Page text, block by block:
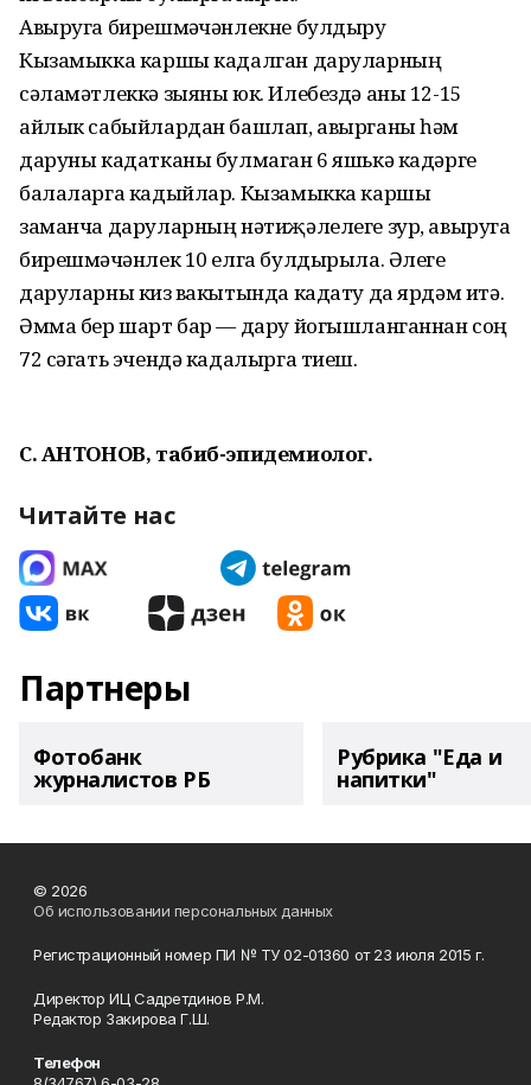
Авыруга бирешмәүчәнлекне булдыру
Кызамыкка каршы кадалган даруларның
сәламәтлеккә зыяны юк. Илебездә аны 12-15
айлык сабыйлардан башлап, авырганы һәм
даруны кадатканы булмаган 6 яшькә кадәрге
балаларга кадыйлар. Кызамыкка каршы
заманча даруларның нәтиҗәлелеге зур, авыруга
бирешмәүчәнлек 10 елга булдырыла. Әлеге
даруларны кизү вакытында кадату да ярдәм итә.
Әмма бер шарт бар — дару йогышланганнан соң
72 сәгать эчендә кадалырга тиеш.
С. АНТОНОВ, табиб-эпидемиолог.
Читайте нас
Партнеры
Фотобанк
журналистов РБ
Рубрика "Еда и
напитки"
© 2026
Об использовании персональных данных
Регистрационный номер ПИ № ТУ 02-01360 от 23 июля 2015 г.
Директор ИЦ Садретдинов Р.М.
Редактор Закирова Г.Ш.
Телефон